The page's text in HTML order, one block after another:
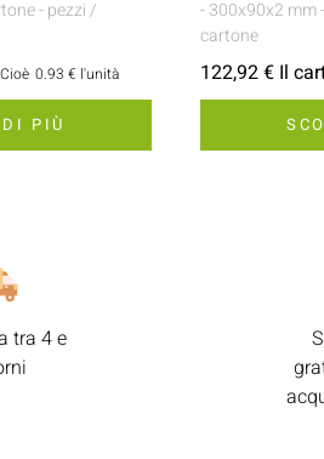
- pezzi /
Cioè 0.93 € l'unità
PIÙ
- 300x90x2 mm
cartone
122,92 € Il
tra 4 e